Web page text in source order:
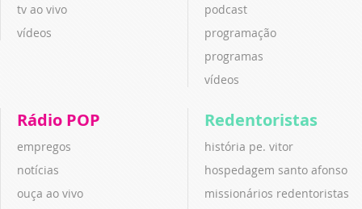
tv ao vivo
vídeos
podcast
programação
programas
vídeos
Rádio POP
empregos
notícias
ouça ao vivo
Redentoristas
história pe. vitor
hospedagem santo afonso
missionários redentoristas